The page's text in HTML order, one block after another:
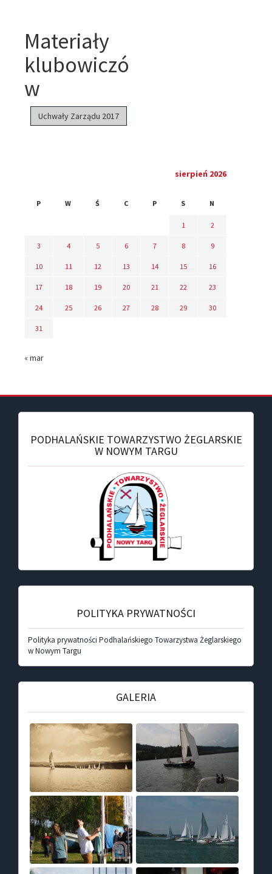
Materiały
klubowiczó
w
Uchwały Zarządu 2017
sierpień 2026
P W Ś C P S N
1 2
3 4 5 6 7 8 9
10 11 12 13 14 15 16
17 18 19 20 21 22 23
24 25 26 27 28 29 30
31
« mar
PODHALAŃSKIE TOWARZYSTWO ŻEGLARSKIE
W NOWYM TARGU
POLITYKA PRYWATNOŚCI
Polityka prywatności Podhalańskiego Towarzystwa Żeglarskiego
w Nowym Targu
GALERIA